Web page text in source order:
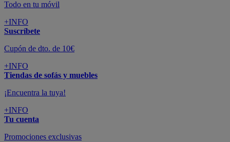
Todo en tu móvil
+INFO
Suscríbete
Cupón de dto. de 10€
+INFO
Tiendas de sofás y muebles
¡Encuentra la tuya!
+INFO
Tu cuenta
Promociones exclusivas